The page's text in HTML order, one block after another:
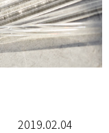
2019.02.04